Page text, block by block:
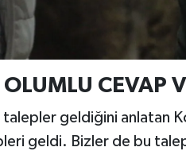
CEVAP
geldiğini anlatan
geldi. Bizler de bu